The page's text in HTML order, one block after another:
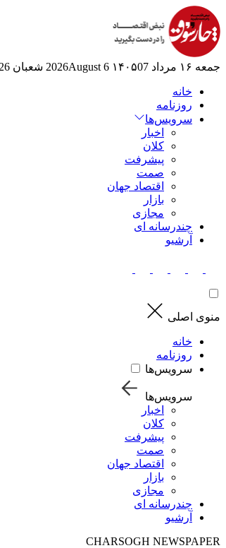
جمعه ۱۶ مرداد ۱۴۰۵ 07 2026August 6 شعبان 2026
خانه
روزنامه
سرویس‌ها
اخبار
کلان
پیشرفت
صمت
اقتصاد جهان
بازار
مجازی
چندرسانه ای
آرشیو
منوی اصلی
خانه
روزنامه
سرویس‌ها
سرویس‌ها
اخبار
کلان
پیشرفت
صمت
اقتصاد جهان
بازار
مجازی
چندرسانه ای
آرشیو
CHARSOGH NEWSPAPER